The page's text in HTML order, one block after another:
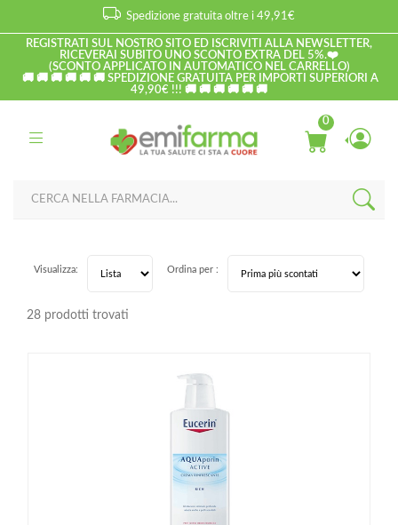
Spedizione gratuita oltre i 49,91€
REGISTRATI SUL NOSTRO SITO ED ISCRIVITI ALLA NEWSLETTER,
RICEVERAI SUBITO UNO SCONTO EXTRA DEL 5%.❤️
(SCONTO APPLICATO IN AUTOMATICO NEL CARRELLO)
🚚 🚚 🚚 🚚 🚚 🚚 SPEDIZIONE GRATUITA PER IMPORTI SUPERIORI A
49,90€ !!! 🚚 🚚 🚚 🚚 🚚 🚚
0
28 prodotti trovati
Visualizza: Ordina per :